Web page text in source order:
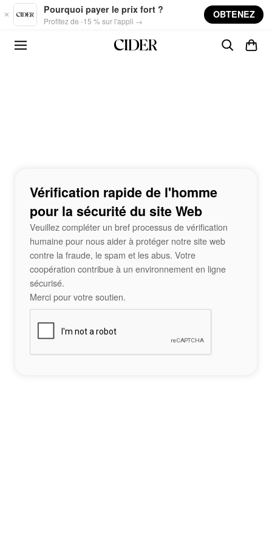
Skip to main content
Pourquoi payer le prix fort ?
Profitez de -15 % sur l'appli →
OBTENEZ
Vérification rapide de l'homme
pour la sécurité du site Web
Veuillez compléter un bref processus de vérification
humaine pour nous aider à protéger notre site web
contre la fraude, le spam et les abus. Votre
coopération contribue à un environnement en ligne
sécurisé.
Merci pour votre soutien.